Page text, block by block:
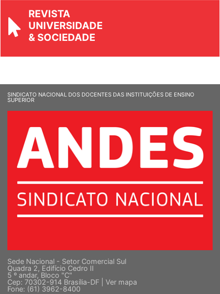
REVISTA
UNIVERSIDADE
& SOCIEDADE
SINDICATO NACIONAL DOS DOCENTES DAS INSTITUIÇÕES DE ENSINO
SUPERIOR
Sede Nacional - Setor Comercial Sul
Quadra 2, Edifício Cedro II
5 º andar, Bloco "C"
Cep: 70302-914 Brasília-DF | Ver mapa
Fone: (61) 3962-8400